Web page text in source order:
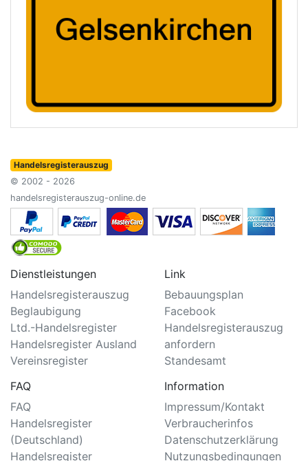
Handelsregisterauszug
© 2002 - 2026
handelsregisterauszug-online.de
Dienstleistungen
Handelsregisterauszug
Beglaubigung
Ltd.-Handelsregister
Handelsregister Ausland
Vereinsregister
Link
Bebauungsplan
Facebook
Handelsregisterauszug
anfordern
Standesamt
FAQ
FAQ
Handelsregister
(Deutschland)
Handelsregister
Information
Impressum/Kontakt
Verbraucherinfos
Datenschutzerklärung
Nutzungsbedingungen